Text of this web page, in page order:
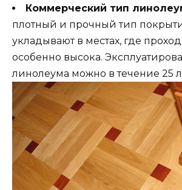
Коммерческий тип
плотный и прочный тип
укладывают в местах, где
особенно высока.
линолеума можно в течение 25